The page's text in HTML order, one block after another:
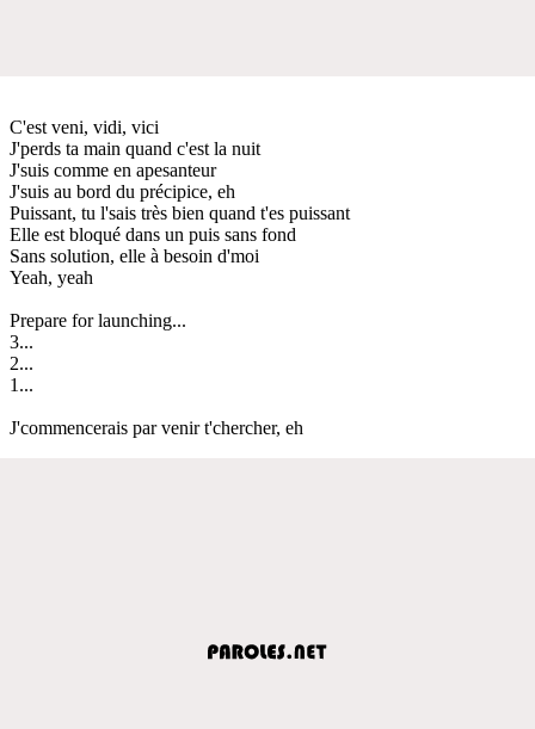
C'est veni, vidi, vici
J'perds ta main quand c'est la nuit
J'suis comme en apesanteur
J'suis au bord du précipice, eh
Puissant, tu l'sais très bien quand t'es puissant
Elle est bloqué dans un puis sans fond
Sans solution, elle à besoin d'moi
Yeah, yeah
Prepare for launching...
3...
2...
1...
J'commencerais par venir t'chercher, eh